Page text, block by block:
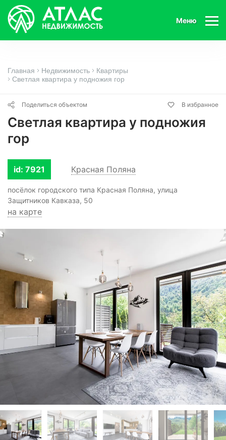
Меню
Главная Недвижимость
Квартиры
Светлая квартира у подножия гор
Поделиться объектом В избранное
Светлая квартира у подножия
гор
id: 7921 Красная Поляна
посёлок городского типа Красная Поляна, улица
Защитников Кавказа, 50
на карте